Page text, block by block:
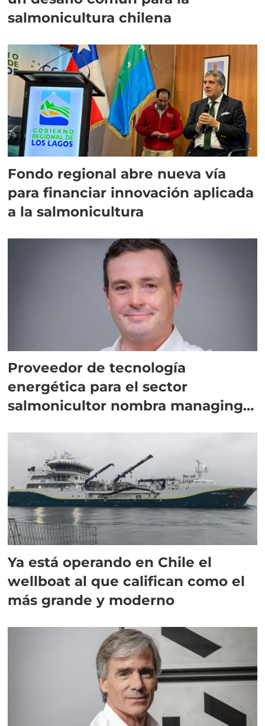
salmonicultura chilena
Fondo regional abre nueva vía
para financiar innovación aplicada
a la salmonicultura
Proveedor de tecnología
energética para el sector
salmonicultor nombra managing
Ya está operando en Chile el
wellboat al que califican como el
más grande y moderno